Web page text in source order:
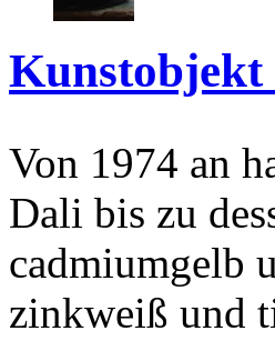
Kunstobjekt
Von 1974 an
Dali bis zu
cadmiumgelb
zinkweiß und